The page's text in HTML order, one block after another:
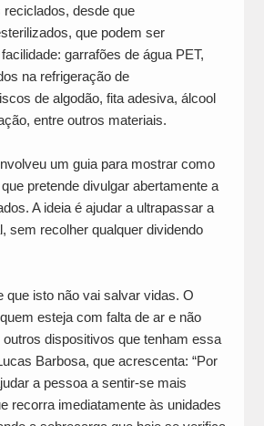
reciclados, desde que
que podem ser
garrafões de água PET,
na refrigeração de
de algodão, fita adesiva, álcool
entre outros materiais.
um guia para mostrar como
pretende divulgar abertamente a
A ideia é ajudar a ultrapassar a
sem recolher qualquer dividendo
que isto não vai salvar vidas. O
esteja com falta de ar e não
dispositivos que tenham essa
Barbosa, que acrescenta: “Por
a pessoa a sentir-se mais
recorra imediatamente às unidades